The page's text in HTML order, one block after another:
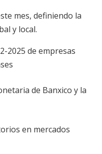
mes, definiendo la
y local.
2025 de empresas
de Banxico y la
en mercados